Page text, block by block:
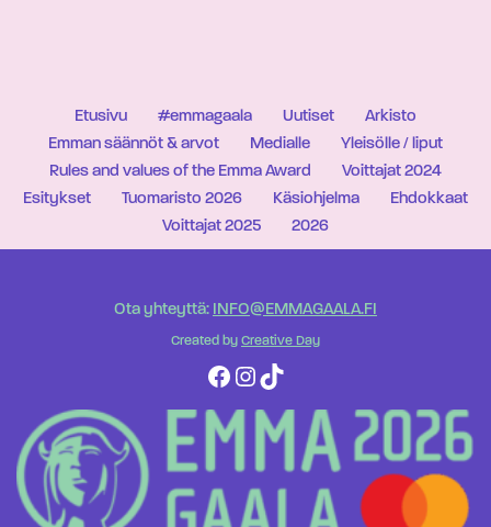
Etusivu #emmagaala Uutiset
Arkisto
Emman säännöt & arvot
Medialle
Yleisölle / liput
Rules and values of the Emma Award
Voittajat 2024
Esitykset
Tuomaristo 2026 Käsiohjelma
Ehdokkaat
Voittajat 2025
2026
Ota yhteyttä: INFO@EMMAGAALA.FI
Created by Creative Day